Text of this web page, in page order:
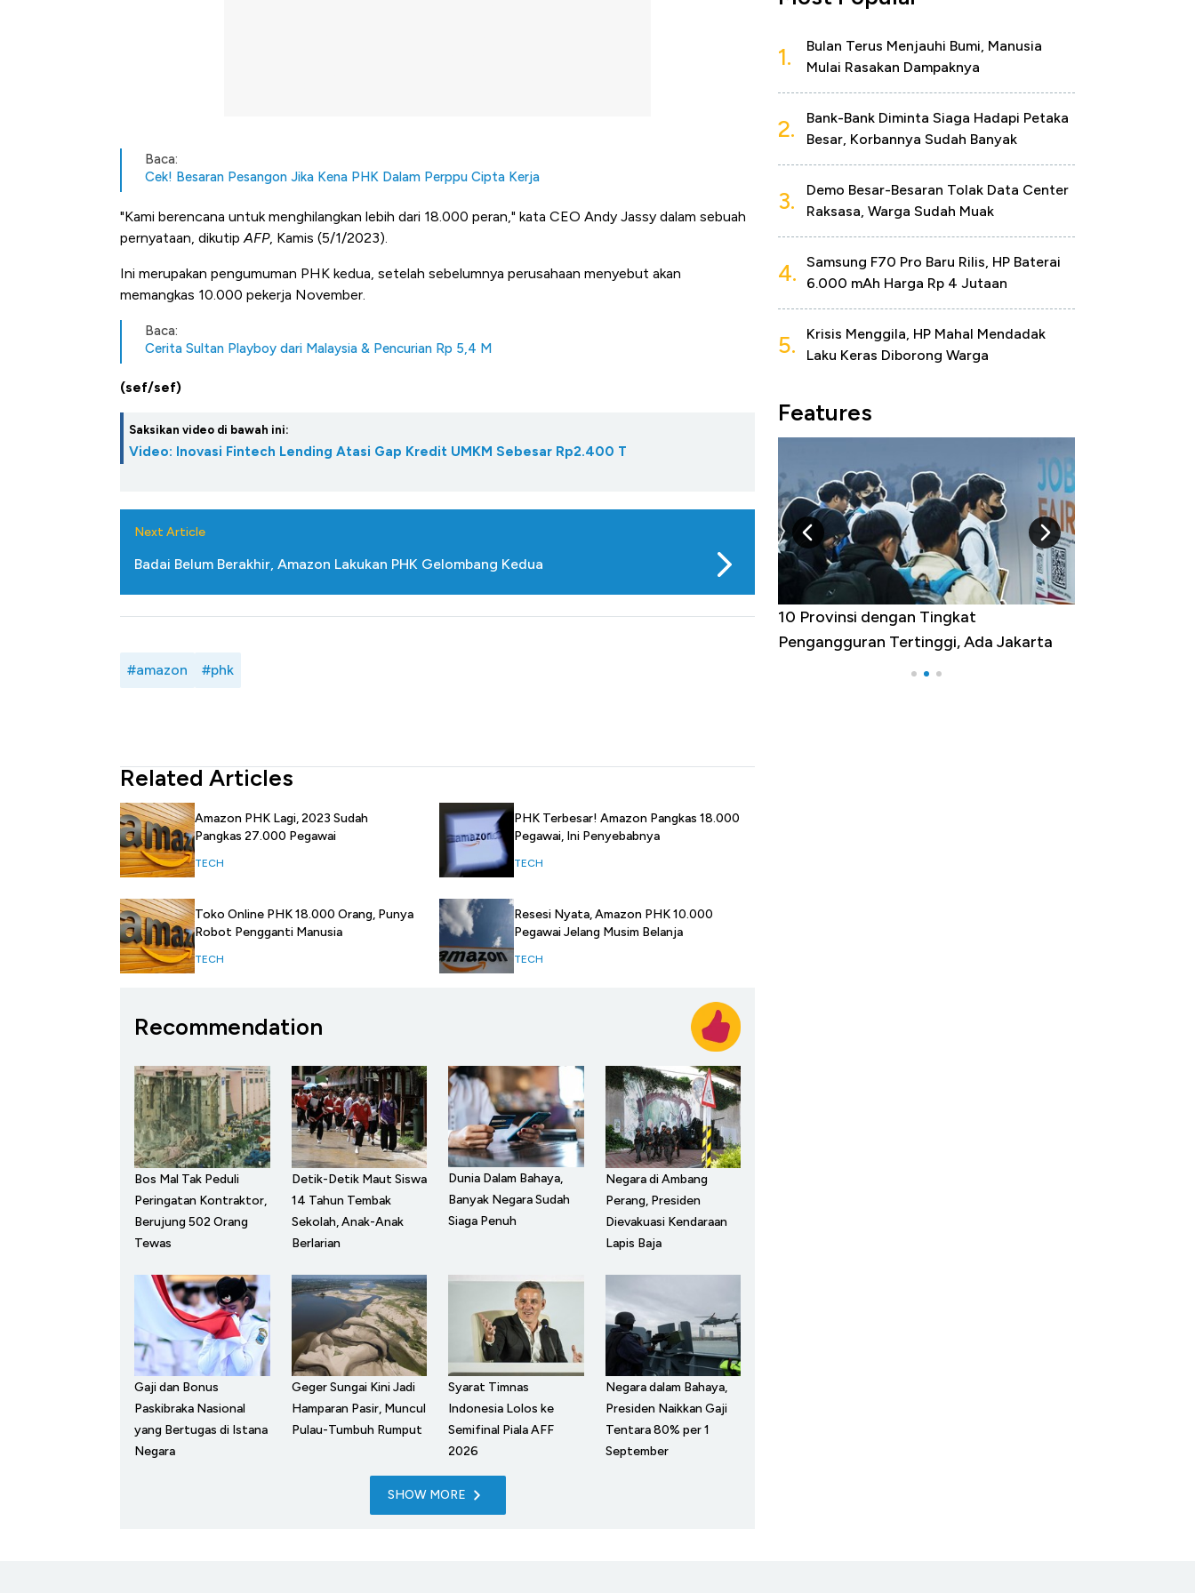
Baca:
Cek! Besaran Pesangon Jika Kena PHK Dalam Perppu Cipta Kerja
"Kami berencana untuk menghilangkan lebih dari 18.000 peran," kata CEO Andy Jassy dalam sebuah
pernyataan, dikutipAFP, Kamis (5/1/2023).
Ini merupakan pengumuman PHK kedua, setelah sebelumnya perusahaan menyebut akan
memangkas 10.000 pekerja November.
Baca:
Cerita Sultan Playboy dari Malaysia & Pencurian Rp 5,4 M
(sef/sef)
Saksikan video di bawah ini:
Video: Inovasi Fintech Lending Atasi Gap Kredit UMKM Sebesar Rp2.400 T
Next Article
Badai Belum Berakhir, Amazon Lakukan PHK Gelombang Kedua
#amazon #phk
Related Articles
Amazon PHK Lagi, 2023 Sudah
Pangkas 27.000 Pegawai
TECH
Toko Online PHK 18.000 Orang, Punya
Robot Pengganti Manusia
TECH
PHK Terbesar! Amazon Pangkas 18.000
Pegawai, Ini Penyebabnya
TECH
Resesi Nyata, Amazon PHK 10.000
Pegawai Jelang Musim Belanja
TECH
Recommendation
Bos Mal Tak Peduli
Peringatan Kontraktor,
Berujung 502 Orang
Tewas
Detik-Detik Maut Siswa
14 Tahun Tembak
Sekolah, Anak-Anak
Berlarian
Dunia Dalam Bahaya,
Banyak Negara Sudah
Siaga Penuh
Negara di Ambang
Perang, Presiden
Dievakuasi Kendaraan
Lapis Baja
Gaji dan Bonus
Paskibraka Nasional
yang Bertugas di Istana
Negara
Geger Sungai Kini Jadi
Hamparan Pasir, Muncul
Pulau-Tumbuh Rumput
Syarat Timnas
Indonesia Lolos ke
Semifinal Piala AFF
2026
Negara dalam Bahaya,
Presiden Naikkan Gaji
Tentara 80% per 1
September
SHOW MORE
1.
Bulan Terus Menjauhi Bumi, Manusia
Mulai Rasakan Dampaknya
2.
Bank-Bank Diminta Siaga Hadapi Petaka
Besar, Korbannya Sudah Banyak
3.
Demo Besar-Besaran Tolak Data Center
Raksasa, Warga Sudah Muak
4.
Samsung F70 Pro Baru Rilis, HP Baterai
6.000 mAh Harga Rp 4 Jutaan
5.
Krisis Menggila, HP Mahal Mendadak
Laku Keras Diborong Warga
Features
Kongo Tutup Keran Ekspor, Harga
10 Provinsi dengan Tingkat
Pengangguran Tertinggi, Ada Jakarta